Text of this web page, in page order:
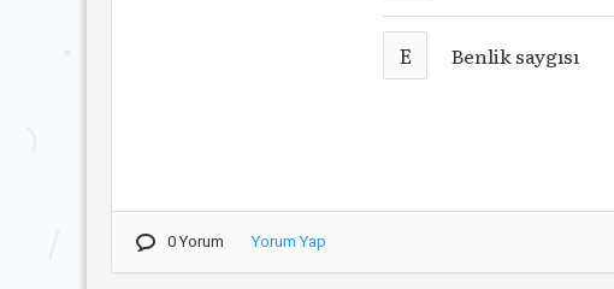
E Benlik saygısı
0 Yorum Yorum Yap